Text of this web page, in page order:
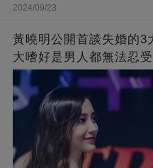
2024/09/23
黃曉明公開首談失婚的
大嗜好是男人都無法忍
不到那麼嚴重！